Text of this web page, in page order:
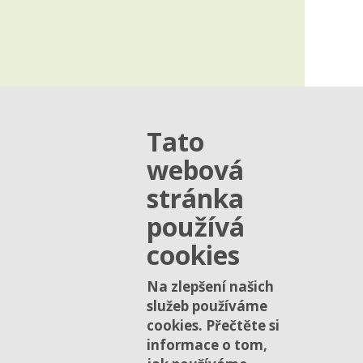
Tato
webová
stránka
používá
cookies
Na zlepšení našich
služeb používáme
cookies. Přečtěte si
informace o tom,